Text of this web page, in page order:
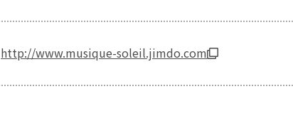
http://www.musique-soleil.jimdo.com